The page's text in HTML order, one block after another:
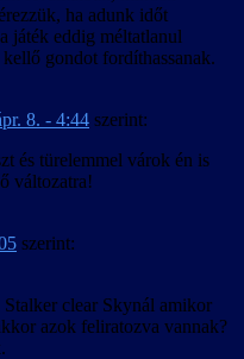
ha adunk időt
játék eddig méltatlanul
gondot fordíthassanak.
8. - 4:44 szerint:
és türelemmel várok én is
változatra!
szerint:
clear Skynál amikor
azok feliratozva vannak?